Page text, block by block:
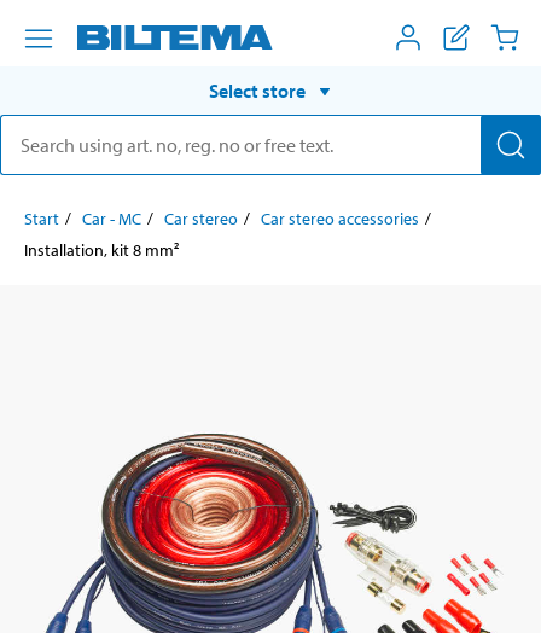
Select store
Start Car - MC Car stereo
Car stereo accessories
Installation, kit 8 mm²